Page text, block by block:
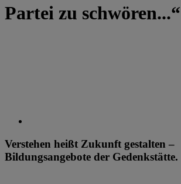
Partei zu schwören...“
Verstehen heißt Zukunft gestalten –
Bildungsangebote der Gedenkstätte.